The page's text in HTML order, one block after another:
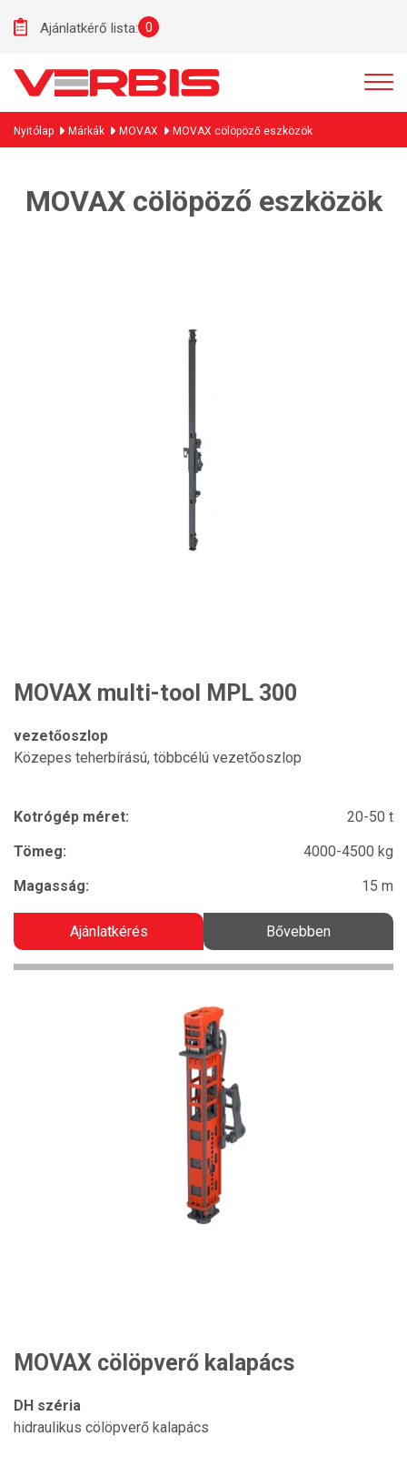
Ajánlatkérő lista: 0
Nyitólap Márkák MOVAX MOVAX cölöpöző eszközök
MOVAX cölöpöző eszközök
MOVAX multi-tool MPL 300
vezetőoszlop
Közepes teherbírású, többcélú vezetőoszlop
Kotrógép méret:
20-50 t
Tömeg:
4000-4500 kg
Magasság:
15 m
Ajánlatkérés Bővebben
MOVAX cölöpverő kalapács
DH széria
hidraulikus cölöpverő kalapács